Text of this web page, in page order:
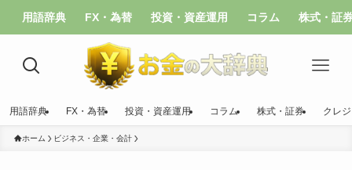
用語辞典 FX・為替 投資・資産運用 コラム 株式・証
用語辞典 FX・為替 投資・資産運用 コラム 株式・証券 クレ
ホーム ビジネス・企業・会計